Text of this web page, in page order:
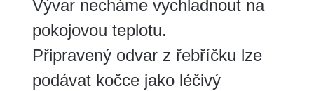
Vývar necháme vychladnout na
pokojovou teplotu.
Připravený odvar z řebříčku lze
podávat kočce jako léčivý